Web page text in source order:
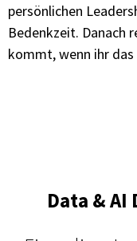
persönlichen
Bedenkzeit. Danach
kommt, wenn ihr
Data & AI